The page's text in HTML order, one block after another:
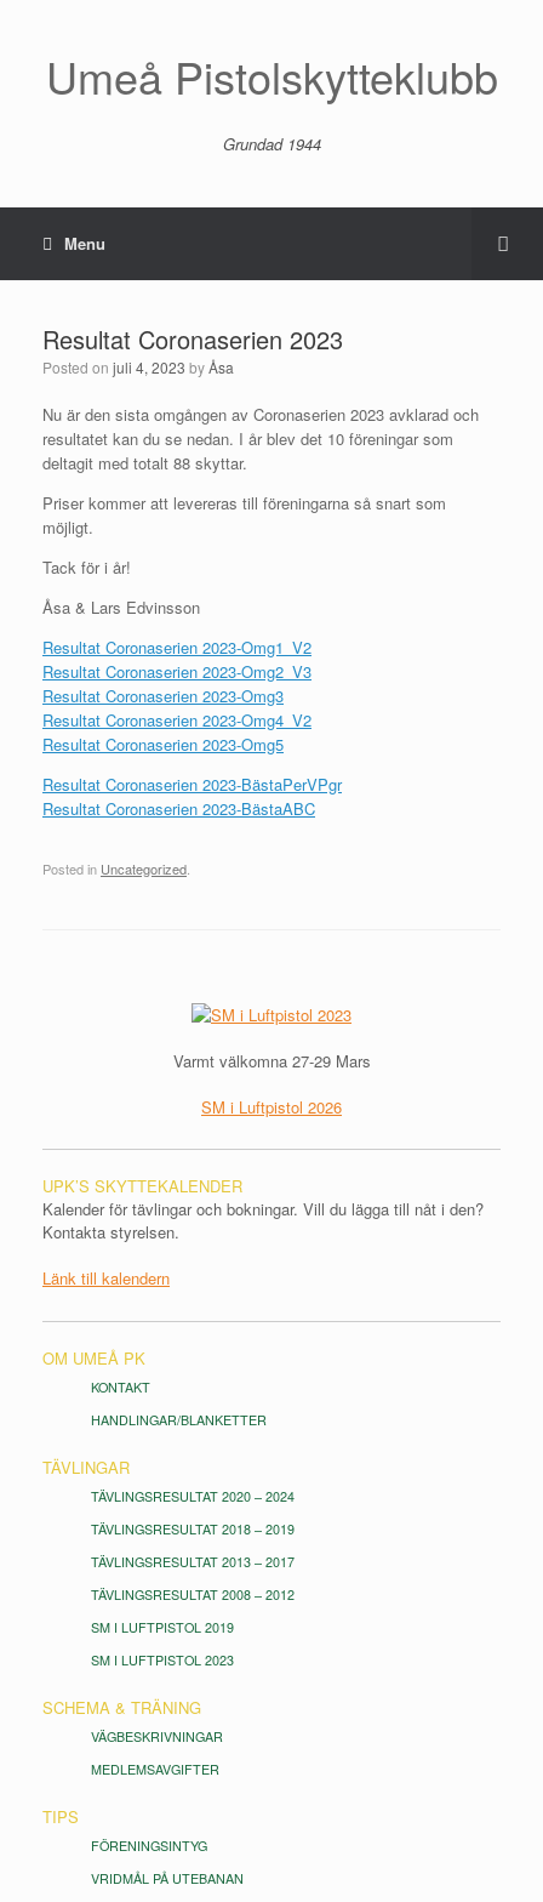
Umeå Pistolskytteklubb
Grundad 1944
Menu
Resultat Coronaserien 2023
Posted on juli 4, 2023 byÅsa
Nu är den sista omgången av Coronaserien 2023 avklarad och
resultatet kan du se nedan. I år blev det 10 föreningar som
deltagit med totalt 88 skyttar.
Priser kommer att levereras till föreningarna så snart som
möjligt.
Tack för i år!
Åsa & Lars Edvinsson
Resultat Coronaserien 2023-Omg1_V2
Resultat Coronaserien 2023-Omg2_V3
Resultat Coronaserien 2023-Omg3
Resultat Coronaserien 2023-Omg4_V2
Resultat Coronaserien 2023-Omg5
Resultat Coronaserien 2023-BästaPerVPgr
Resultat Coronaserien 2023-BästaABC
Posted in Uncategorized
Varmt välkomna 27-29 Mars
SM i Luftpistol 2026
UPK’S SKYTTEKALENDER
Kalender för tävlingar och bokningar. Vill du lägga till nåt i den?
Kontakta styrelsen.
Länk till kalendern
OM UMEÅ PK
KONTAKT
HANDLINGAR/BLANKETTER
TÄVLINGAR
TÄVLINGSRESULTAT 2020 – 2024
TÄVLINGSRESULTAT 2018 – 2019
TÄVLINGSRESULTAT 2013 – 2017
TÄVLINGSRESULTAT 2008 – 2012
SM I LUFTPISTOL 2019
SM I LUFTPISTOL 2023
SCHEMA & TRÄNING
VÄGBESKRIVNINGAR
MEDLEMSAVGIFTER
TIPS
FÖRENINGSINTYG
VRIDMÅL PÅ UTEBANAN